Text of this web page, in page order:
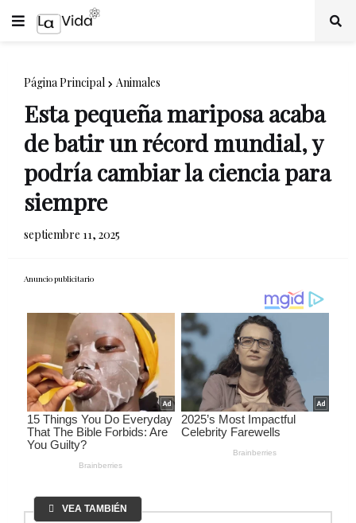
Página Principal Animales
Esta pequeña mariposa acaba
de batir un récord mundial, y
podría cambiar la ciencia para
siempre
septiembre 11, 2025
Anuncio publicitario
VEA TAMBIÉN